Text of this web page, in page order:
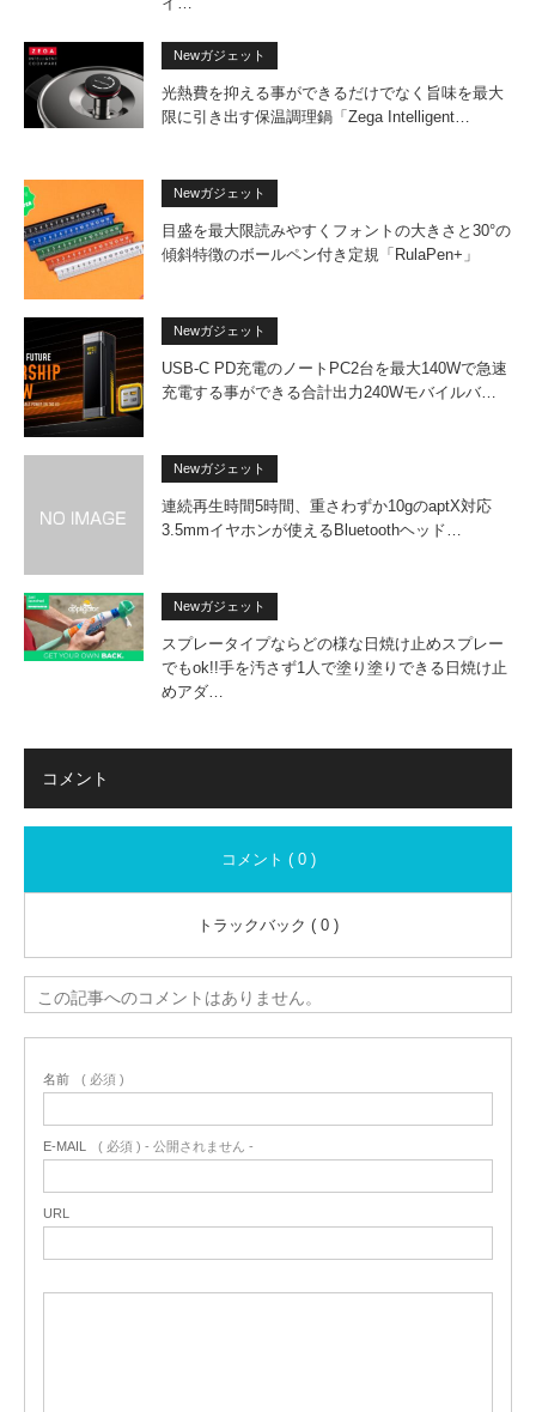
Newガジェット
光熱費を抑える事ができるだけでなく旨味を最大
限に引き出す保温調理鍋「Zega Intelligent…
Newガジェット
目盛を最大限読みやすくフォントの大きさと30°の
傾斜特徴のボールペン付き定規「RulaPen+」
Newガジェット
USB-C PD充電のノートPC2台を最大140Wで急速
充電する事ができる合計出力240Wモバイルバ…
Newガジェット
連続再生時間5時間、重さわずか10gのaptX対応
3.5mmイヤホンが使えるBluetoothヘッド…
Newガジェット
スプレータイプならどの様な日焼け止めスプレー
でもok!!手を汚さず1人で塗り塗りできる日焼け止
めアダ…
コメント
コメント ( 0 )
トラックバック ( 0 )
この記事へのコメントはありません。
名前 ( 必須 )
E-MAIL ( 必須 ) - 公開されません -
URL